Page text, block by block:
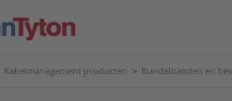
Kabelmanagement producten > Bundelbanden en